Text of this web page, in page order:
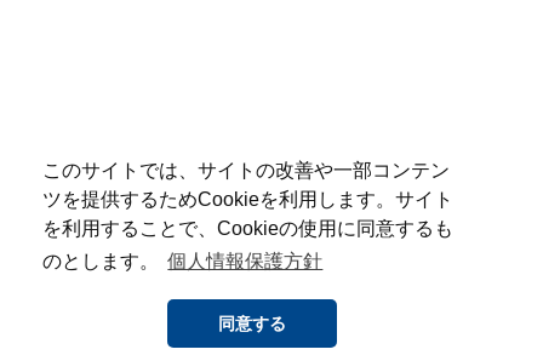
このサイトでは、サイトの改善や一部コンテン
ツを提供するためCookieを利用します。サイト
を利用することで、Cookieの使用に同意するも
のとします。
個人情報保護方針
同意する